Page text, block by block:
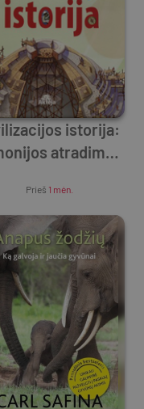
istorija:
atradimų
Prieš 1 mėn.